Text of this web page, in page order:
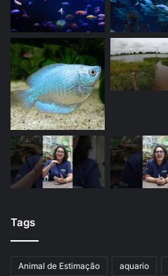
Tags
Animal de Estimação aquario